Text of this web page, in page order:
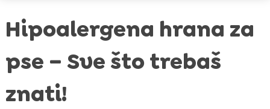
Hipoalergena hrana za
pse – Sve što trebaš
znati!